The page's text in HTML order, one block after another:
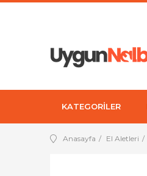
KATEGORİLER
Anasayfa El Aletleri